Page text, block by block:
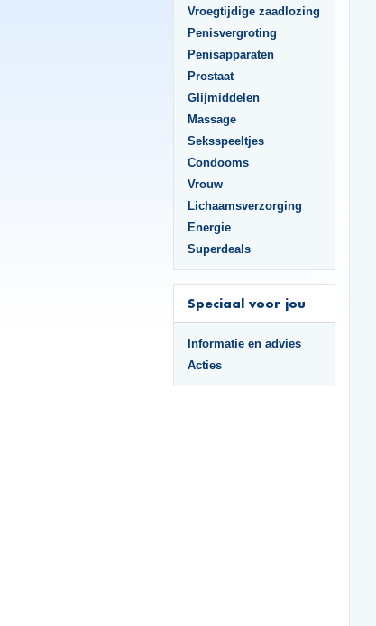
Vroegtijdige zaadlozing
Penisvergroting
Penisapparaten
Prostaat
Glijmiddelen
Massage
Seksspeeltjes
Condooms
Vrouw
Lichaamsverzorging
Energie
Superdeals
Speciaal voor jou
Informatie en advies
Acties